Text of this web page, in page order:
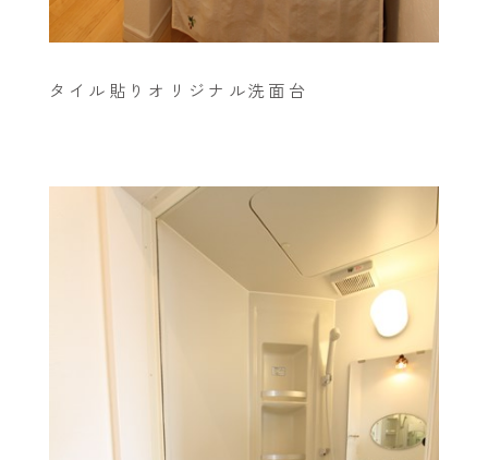
タイル貼りオリジナル洗面台